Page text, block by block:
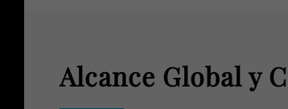
Alcance Global y